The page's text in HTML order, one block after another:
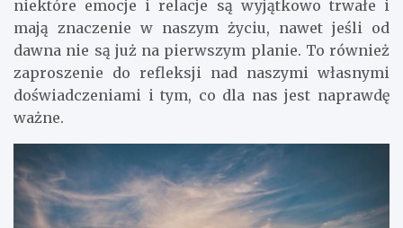
niektóre emocje i relacje są wyjątkowo trwałe i
mają znaczenie w naszym życiu, nawet jeśli od
dawna nie są już na pierwszym planie. To również
zaproszenie do refleksji nad naszymi własnymi
doświadczeniami i tym, co dla nas jest naprawdę
ważne.